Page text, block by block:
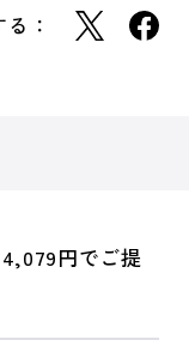
：
円でご提